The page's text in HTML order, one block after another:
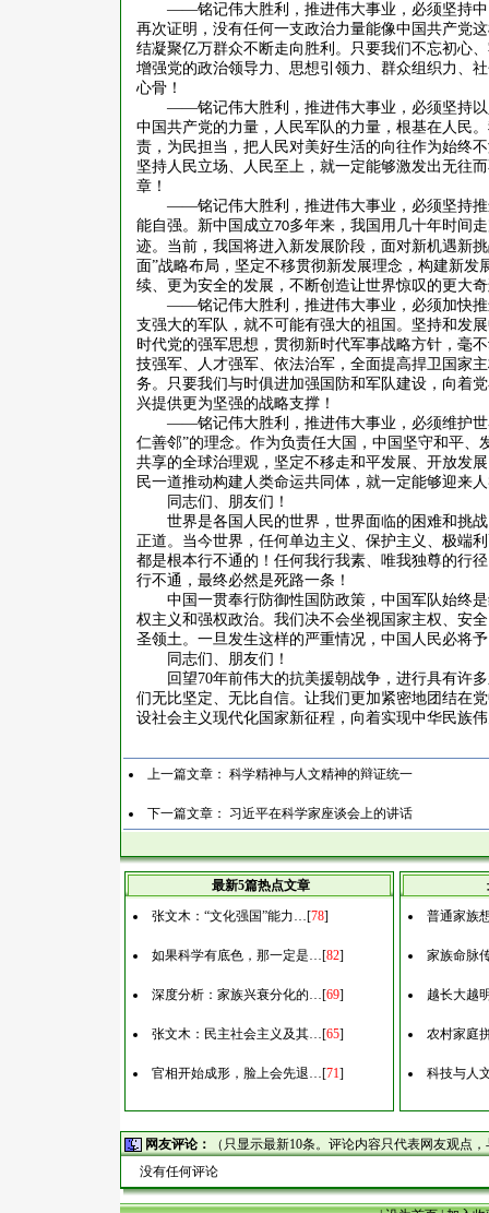
——铭记伟大胜利，推进伟大事业，必须坚持
再次证明，没有任何一支政治力量能像中国共产党
结凝聚亿万群众不断走向胜利。只要我们不忘初心
增强党的政治领导力、思想引领力、群众组织力、
心骨！
——铭记伟大胜利，推进伟大事业，必须坚持
中国共产党的力量，人民军队的力量，根基在人民
责，为民担当，把人民对美好生活的向往作为始终
坚持人民立场、人民至上，就一定能够激发出无往
章！
——铭记伟大胜利，推进伟大事业，必须坚持
能自强。新中国成立70多年来，我国用几十年时间
迹。当前，我国将进入新发展阶段，面对新机遇新
面”战略布局，坚定不移贯彻新发展理念，构建新
续、更为安全的发展，不断创造让世界惊叹的更大
——铭记伟大胜利，推进伟大事业，必须加快
支强大的军队，就不可能有强大的祖国。坚持和发
时代党的强军思想，贯彻新时代军事战略方针，毫
技强军、人才强军、依法治军，全面提高捍卫国家
务。只要我们与时俱进加强国防和军队建设，向着
兴提供更为坚强的战略支撑！
——铭记伟大胜利，推进伟大事业，必须维护
仁善邻”的理念。作为负责任大国，中国坚守和平
共享的全球治理观，坚定不移走和平发展、开放发
民一道推动构建人类命运共同体，就一定能够迎来
同志们、朋友们！
世界是各国人民的世界，世界面临的困难和挑
正道。当今世界，任何单边主义、保护主义、极端
都是根本行不通的！任何我行我素、唯我独尊的行
行不通，最终必然是死路一条！
中国一贯奉行防御性国防政策，中国军队始终
权主义和强权政治。我们决不会坐视国家主权、安
圣领土。一旦发生这样的严重情况，中国人民必将
同志们、朋友们！
回望70年前伟大的抗美援朝战争，进行具有许
们无比坚定、无比自信。让我们更加紧密地团结在
设社会主义现代化国家新征程，向着实现中华民族
上一篇文章： 科学精神与人文精神的辩证统一
下一篇文章： 习近平在科学家座谈会上的讲话
最新5篇热点文章
张文木：“文化强国”能力…[78]
如果科学有底色，那一定是…[82]
深度分析：家族兴衰分化的…[69]
张文木：民主社会主义及其…[65]
官相开始成形，脸上会先退…[71]
普通家族
家族命脉
越长大越
农村家庭
科技与人
网友评论：
（只显示最新10条。评论内容只代表网友观点
没有任何评论